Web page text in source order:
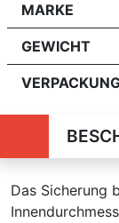
MARKE
GEWICHT
Das Sicherung